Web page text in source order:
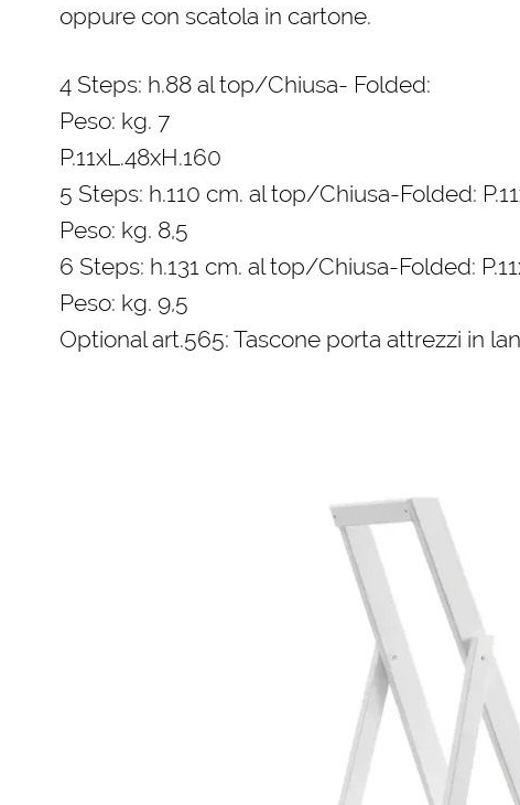
oppure con scatola in cartone.
4 Steps: h.88 al top/Chiusa- Folded:
Peso: kg. 7
P.11xL.48xH.160
5 Steps: h.110 cm. al top/Chiusa-Folded:
Peso: kg. 8,5
6 Steps: h.131 cm. al top/Chiusa-Folded:
Peso: kg. 9,5
Optional art.565: Tascone porta attrezzi in